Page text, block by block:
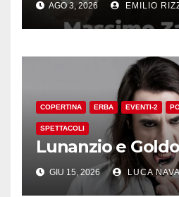
AGO 3, 2026 EMILIO
COPERTINA ERBA EVENTI-2
SPETTACOLI
Lunanzio e
GIU 15, 2026 LUCA